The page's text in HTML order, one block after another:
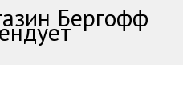
Бергофф